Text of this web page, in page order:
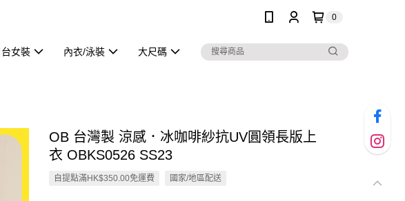
0
台女裝 內衣/泳裝 大尺碼
OB 台灣製 涼感．冰咖啡紗抗UV圓領長版上
衣 OBKS0526 SS23
自提點滿HK$350.00免運費 國家/地區配送